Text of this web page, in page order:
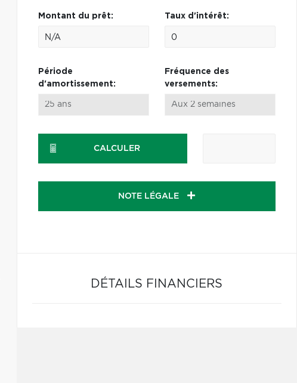
Montant du prêt: Taux d'intérêt:
Période
d'amortissement:
Fréquence des
versements:
CALCULER
NOTE LÉGALE
DÉTAILS FINANCIERS